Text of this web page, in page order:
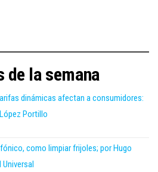
de la semana
dinámicas afectan a consumidores:
Portillo
como limpiar frijoles; por Hugo